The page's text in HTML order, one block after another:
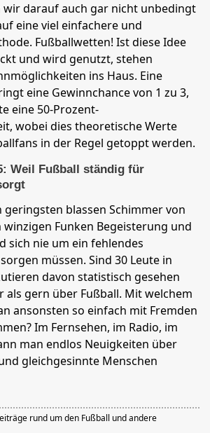
wir darauf auch gar nicht unbedingt
eine viel einfachere und
Fußballwetten! Ist diese Idee
und wird genutzt, stehen
ins Haus. Eine
eine Gewinnchance von 1 zu 3,
eine 50-Prozent-
wobei dies theoretische Werte
in der Regel getoppt werden.
Weil Fußball ständig für
geringsten blassen Schimmer von
winzigen Funken Begeisterung und
sich nie um ein fehlendes
müssen. Sind 30 Leute in
davon statistisch gesehen
als gern über Fußball. Mit welchem
ansonsten so einfach mit Fremden
Im Fernsehen, im Radio, im
man endlos Neuigkeiten über
gleichgesinnte Menschen
rund um den Fußball und andere